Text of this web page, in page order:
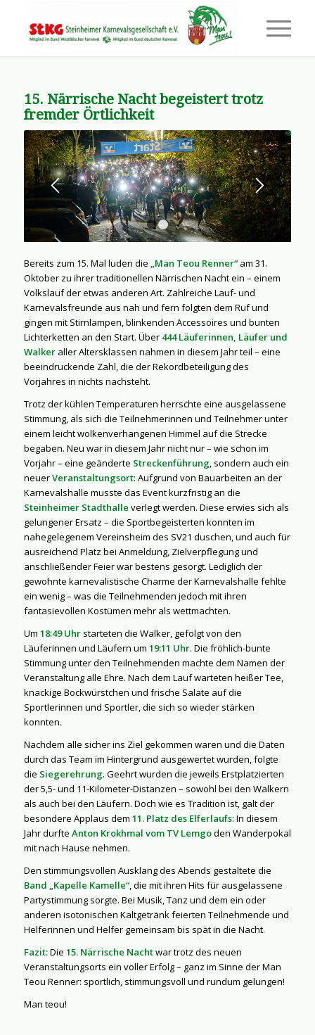
15. Närrische Nacht begeistert trotz
fremder Örtlichkeit
1 2
Bereits zum 15. Mal luden die „Man Teou Renner“am 31.
Oktober zu ihrer traditionellen Närrischen Nachtein – einem
Volkslauf der etwas anderen Art. Zahlreiche Lauf- und
Karnevalsfreunde aus nah und fern folgten dem Ruf und
gingen mit Stirnlampen, blinkenden Accessoires und bunten
Lichterketten an den Start. Über 444 Läuferinnen, Läufer und
Walkeraller Altersklassen nahmen in diesem Jahr teil – eine
beeindruckende Zahl, die der Rekordbeteiligung des
Vorjahres in nichts nachsteht.
Trotz der kühlen Temperaturen herrschte eine ausgelassene
Stimmung, als sich die Teilnehmerinnen und Teilnehmer unter
einem leicht wolkenverhangenen Himmel auf die Strecke
begaben. Neu war in diesem Jahr nicht nur – wie schon im
Vorjahr – eine geänderte Streckenführung, sondern auch ein
neuerVeranstaltungsort: Aufgrund von Bauarbeiten an der
Karnevalshalle musste das Event kurzfristig an die
Steinheimer Stadthalle verlegt werden. Diese erwies sich als
gelungener Ersatz – die Sportbegeisterten konnten im
nahegelegenem Vereinsheim des SV21 duschen, und auch für
ausreichend Platz bei Anmeldung, Zielverpflegung und
anschließender Feier war bestens gesorgt. Lediglich der
gewohnte karnevalistische Charme der Karnevalshalle fehlte
ein wenig – was die Teilnehmenden jedoch mit ihren
fantasievollen Kostümen mehr als wettmachten.
Um 18:49 Uhrstarteten die Walker, gefolgt von den
Läuferinnen und Läufern um 19:11 Uhr. Die fröhlich-bunte
Stimmung unter den Teilnehmenden machte dem Namen der
Veranstaltung alle Ehre. Nach dem Lauf warteten heißer Tee,
knackige Bockwürstchen und frische Salate auf die
Sportlerinnen und Sportler, die sich so wieder stärken
konnten.
Nachdem alle sicher ins Ziel gekommen waren und die Daten
durch das Team im Hintergrund ausgewertet wurden, folgte
die Siegerehrung. Geehrt wurden die jeweils Erstplatzierten
der 5,5- und 11-Kilometer-Distanzen – sowohl bei den Walkern
als auch bei den Läufern. Doch wie es Tradition ist, galt der
besondere Applaus dem 11. Platz des Elferlaufs: In diesem
Jahr durfte Anton Krokhmal vom TV Lemgoden Wanderpokal
mit nach Hause nehmen.
Den stimmungsvollen Ausklang des Abends gestaltete die
Band „Kapelle Kamelle“, die mit ihren Hits für ausgelassene
Partystimmung sorgte. Bei Musik, Tanz und dem ein oder
anderen isotonischen Kaltgetränk feierten Teilnehmende und
Helferinnen und Helfer gemeinsam bis spät in die Nacht.
Fazit:Die 15. Närrische Nachtwar trotz des neuen
Veranstaltungsorts ein voller Erfolg – ganz im Sinne derMan
Teou Renner: sportlich, stimmungsvoll und rundum gelungen!
Man teou!